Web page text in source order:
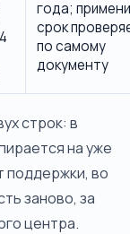
года;
срок
по самому
документу
строк: в
на уже
поддержки, во
заново, за
центра.